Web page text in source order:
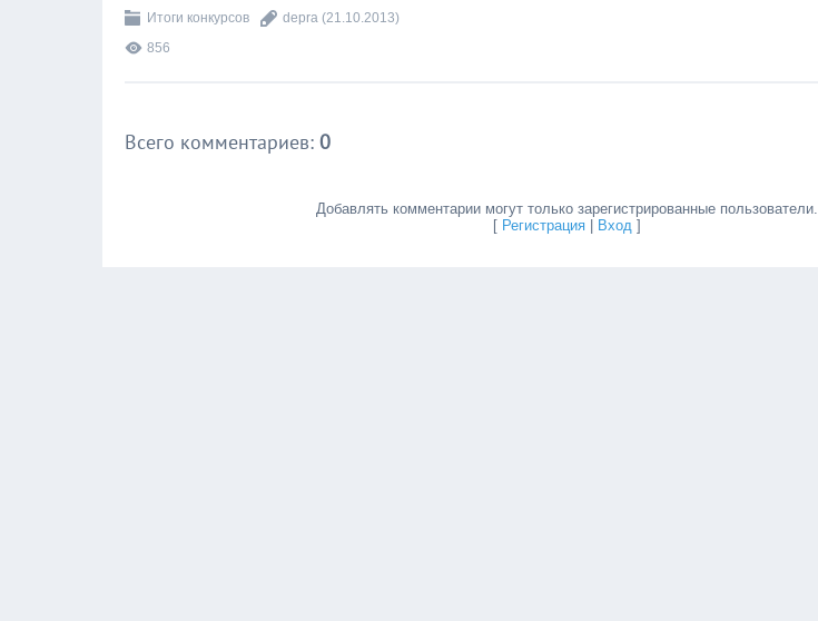
Итоги конкурсов depra (21.10.2013)
856
Всего комментариев: 0
Добавлять комментарии могут только зарегистрированные пользователи.
[ Регистрация Вход ]